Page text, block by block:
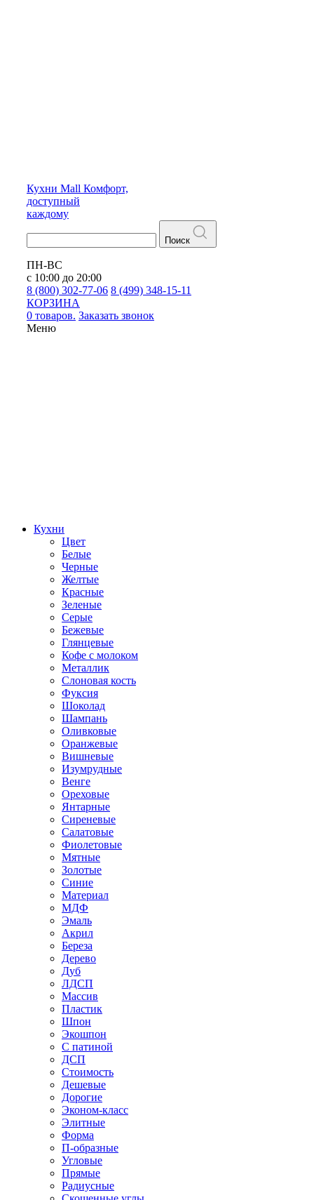
Кухни Mall Комфорт,
доступный
каждому
Поиск
ПН-ВС
с 10:00 до 20:00
8 (800) 302-77-06 8 (499) 348-15-11
КОРЗИНА
0 товаров. Заказать звонок
Меню
Кухни
Цвет
Белые
Черные
Желтые
Красные
Зеленые
Серые
Бежевые
Глянцевые
Кофе с молоком
Металлик
Слоновая кость
Фуксия
Шоколад
Шампань
Оливковые
Оранжевые
Вишневые
Изумрудные
Венге
Ореховые
Янтарные
Сиреневые
Салатовые
Фиолетовые
Мятные
Золотые
Синие
Материал
МДФ
Эмаль
Акрил
Береза
Дерево
Дуб
ЛДСП
Массив
Пластик
Шпон
Экошпон
С патиной
ДСП
Стоимость
Дешевые
Дорогие
Эконом-класс
Элитные
Форма
П-образные
Угловые
Прямые
Радиусные